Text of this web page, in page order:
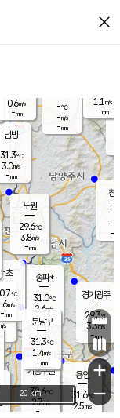
close
℃
s
용인
31.6℃
2.5m/s
경기광주
29.3℃
3.3m/s
-mm
-℃
-m/s
-mm
창
-
-m/
-
1.1 m/s
-mm
노원
29.6℃
3.8m/s
-mm
송파*
31.0℃
2.6m/s
-mm
서초
℃
m/s
-mm
남방
31.3℃
3.0m/s
-mm
기흥구갈
32.6℃
2.7m/s
-
분당구
31.3℃
1.4m/s
-mm
0.6m/s
-mm
+
−
20 km